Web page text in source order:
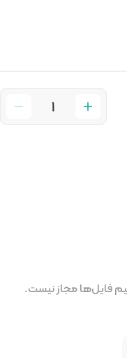
فایل‌ها مجاز نیست.